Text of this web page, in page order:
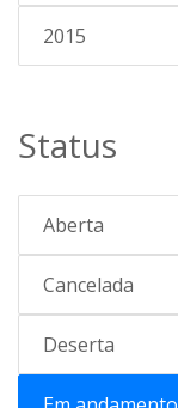
2015
Status
Aberta
Cancelada
Deserta